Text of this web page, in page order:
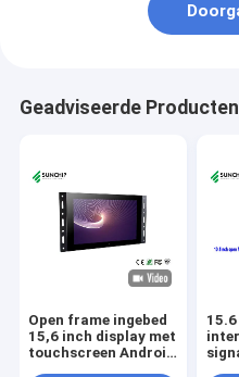
Geadviseerde Producten
Open frame ingebed
15,6 inch display met
touchscreen Android